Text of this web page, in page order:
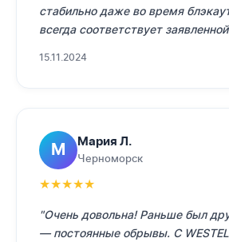
стабильно даже во время
всегда соответствует
15.11.2024
М Мария Л.
Черноморск
★★★★★
"Очень довольна! Раньше был
— постоянные обрывы. С